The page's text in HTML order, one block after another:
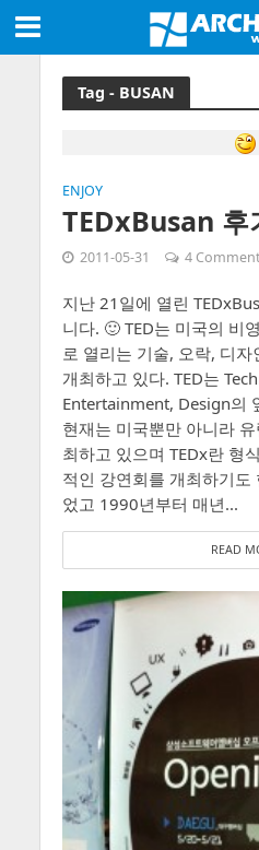
Tag - BUSAN
ENJOY
TEDxBusan 후
2011-05-31 4
지난 21일에 열린
니다. 🙂 TED는 미국의 비
로 열리는 기술, 오락, 디
개최하고 있다. TED는
Entertainment, Design의
현재는 미국뿐만 아니라
최하고 있으며 TEDx란 형
적인 강연회를 개최하기
었고 1990년부터 매년...
READ